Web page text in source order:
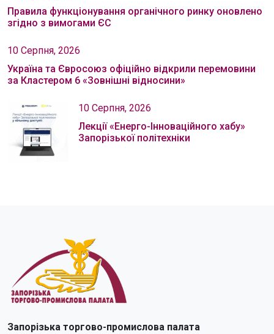
Правила функціонування органічного ринку оновлено
згідно з вимогами ЄС
10 Серпня, 2026
Україна та Євросоюз офіційно відкрили перемовини
за Кластером 6 «Зовнішні відносини»
10 Серпня, 2026
Лекції «Енерго-Інноваційного хабу»
Запорізької політехніки
Запорізька торгово-промислова палата